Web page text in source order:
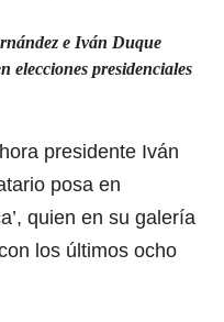
e Iván Duque
elecciones presidenciales
presidente Iván
posa en
quien en su galería
los últimos ocho